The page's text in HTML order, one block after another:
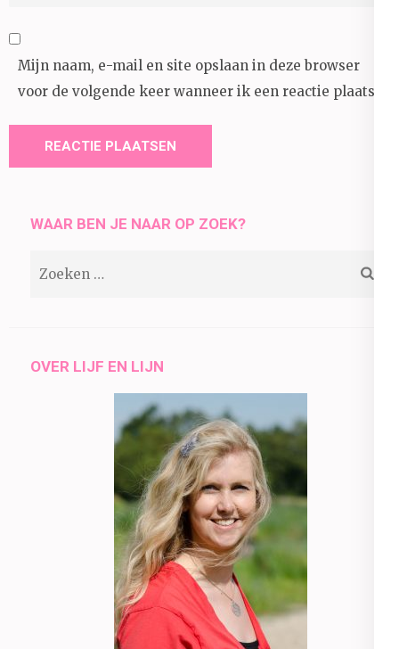
Mijn naam, e-mail en site opslaan in deze browser
voor de volgende keer wanneer ik een reactie plaats.
WAAR BEN JE NAAR OP ZOEK?
OVER LIJF EN LIJN